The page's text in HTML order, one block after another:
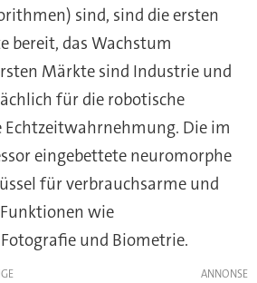
sind, sind die ersten
bereit, das Wachstum
Märkte sind Industrie und
für die robotische
Echtzeitwahrnehmung. Die im
eingebettete neuromorphe
für verbrauchsarme und
wie
und Biometrie.